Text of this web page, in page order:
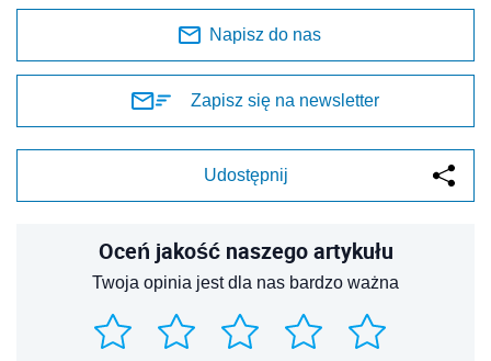
Napisz do nas
Zapisz się na newsletter
Udostępnij
Oceń jakość naszego artykułu
Twoja opinia jest dla nas bardzo ważna